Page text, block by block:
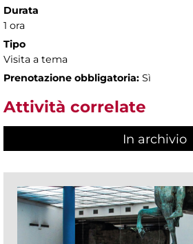
Durata
1 ora
Tipo
Visita a tema
Prenotazione obbligatoria: Sì
Attività correlate
In archivio